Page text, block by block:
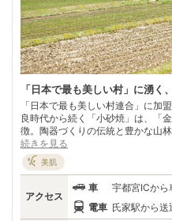
「日本で最も美しい村」に湧く
「日本で最も美しい村連合」に加
良時代から続く「小砂焼」は、「
徴。陶器づくりの伝統と豊かな山
森」づくりも行われている。ほか
ベントも精力的に行っており、早
小砂温泉が属する馬頭温泉郷は5つ
を使ったフグの養殖はそのうちの
小砂でも「温泉トラフグ」の料理
げた地元の米とともに味わえば、
続きを見る
美肌
アクセス
車
宇都宮ICから
電車 氏家駅から